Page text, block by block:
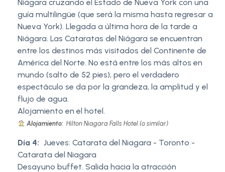
Niágara cruzando el Estado de Nueva York con una
guía multilingüe (que será la misma hasta regresar a
Nueva York). Llegada a última hora de la tarde a
Niágara. Las Cataratas del Niágara se encuentran
entre los destinos más visitados del Continente de
América del Norte. No está entre los más altos en
mundo (salto de 52 pies), pero el verdadero
espectáculo se da por la grandeza, la amplitud y el
flujo de agua.
Alojamiento en el hotel.
Alojamiento: Hilton Niagara Falls Hotel (o similar)
Día 4: Jueves: Catarata del Niagara - Toronto -
Catarata del Niagara
Desayuno buffet. Salida hacia la atracción